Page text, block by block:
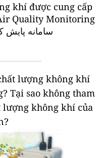
khí được cung cấp
Quality Monitoring
lượng không khí
Tại sao không tham
lượng không khí của